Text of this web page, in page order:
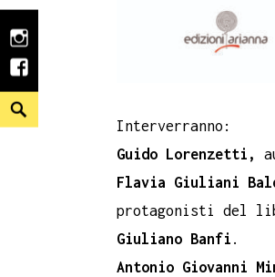
instagram
facebook
Search
Interverranno:
Guido Lorenzetti,
Flavia Giuliani
protagonisti del
Giuliano Banfi .
Antonio Giovanni